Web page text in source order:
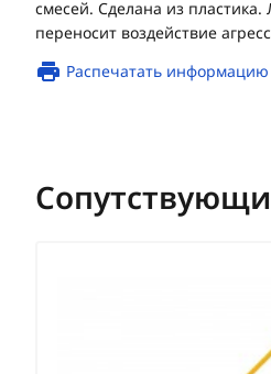
смесей. Сделана из пластика.
переносит воздействие
Распечатать информацию